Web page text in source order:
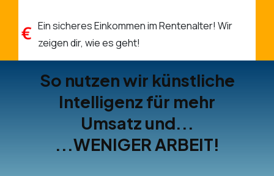
Ein sicheres Einkommen im Rentenalter! Wir
zeigen dir, wie es geht!
So nutzen wir künstliche
Intelligenz für mehr
Umsatz und...
...WENIGER ARBEIT!